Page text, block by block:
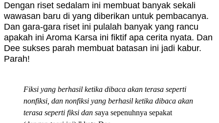
Dengan riset sedalam ini membuat banyak sekali
wawasan baru di yang diberikan untuk pembacanya.
Dan gara-gara riset ini pulalah banyak yang rancu
apakah ini Aroma Karsa ini fiktif apa cerita nyata. Dan
Dee sukses parah membuat batasan ini jadi kabur.
Parah!
Fiksi yang berhasil ketika dibaca akan terasa seperti
nonfiksi, dan nonfiksi yang berhasil ketika dibaca akan
terasa seperti fiksi dan saya sepenuhnya sepakat